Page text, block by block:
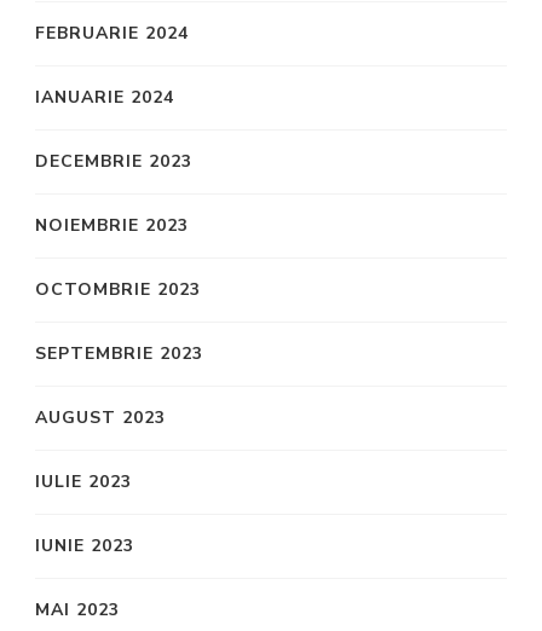
FEBRUARIE 2024
IANUARIE 2024
DECEMBRIE 2023
NOIEMBRIE 2023
OCTOMBRIE 2023
SEPTEMBRIE 2023
AUGUST 2023
IULIE 2023
IUNIE 2023
MAI 2023